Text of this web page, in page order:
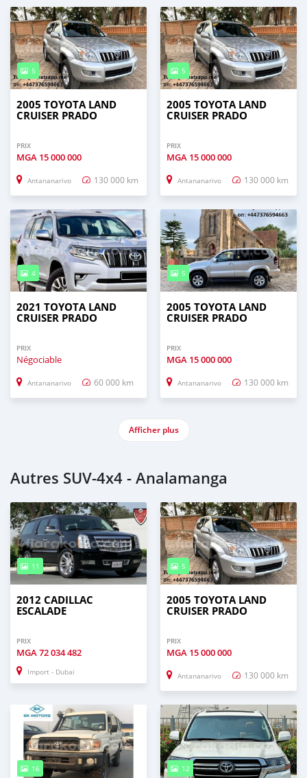
5
2005 TOYOTA LAND
CRUISER PRADO
PRIX
MGA 15 000 000
Antananarivo 130 000 km
5
2005 TOYOTA LAND
CRUISER PRADO
PRIX
MGA 15 000 000
Antananarivo 130 000 km
4
2021 TOYOTA LAND
CRUISER PRADO
PRIX
Négociable
Antananarivo 60 000 km
5
2005 TOYOTA LAND
CRUISER PRADO
PRIX
MGA 15 000 000
Antananarivo 130 000 km
Afficher plus
Autres SUV‒4x4 - Analamanga
11
2012 CADILLAC
ESCALADE
PRIX
MGA72 034 482
Import - Dubai
5
2005 TOYOTA LAND
CRUISER PRADO
PRIX
MGA 15 000 000
Antananarivo 130 000 km
16 12